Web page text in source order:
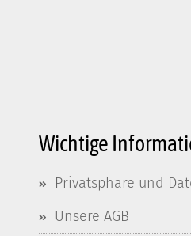
Wichtige
Privatsphäre und
Unsere AGB